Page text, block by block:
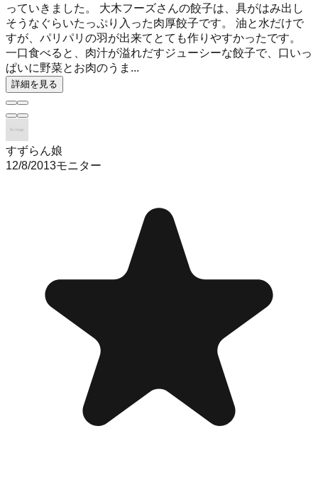
っていきました。 大木フーズさんの餃子は、具がはみ出し
そうなぐらいたっぷり入った肉厚餃子です。 油と水だけで
すが、パリパリの羽が出来てとても作りやすかったです。
一口食べると、肉汁が溢れだすジューシーな餃子で、口いっ
ぱいに野菜とお肉のうま...
詳細を見る
すずらん娘
12/8/2013モニター